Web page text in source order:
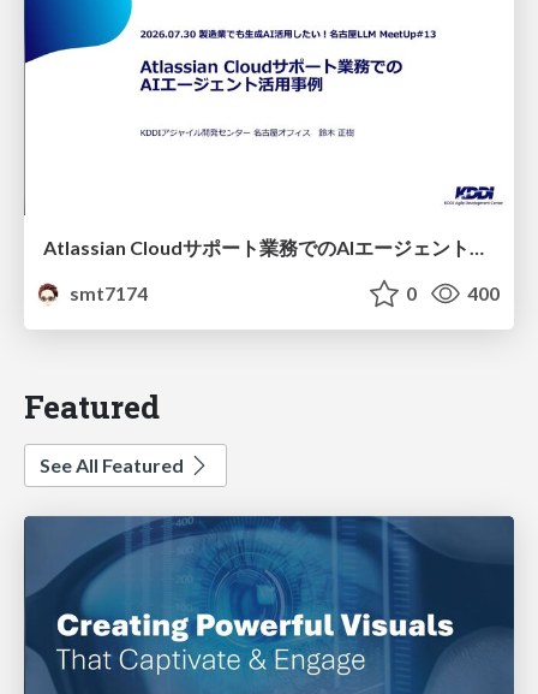
Atlassian Cloudサポート業務でのAIエージェント活用事例
smt7174
0 400
Featured
See All Featured